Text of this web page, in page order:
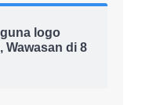
logo
Wawasan di 8